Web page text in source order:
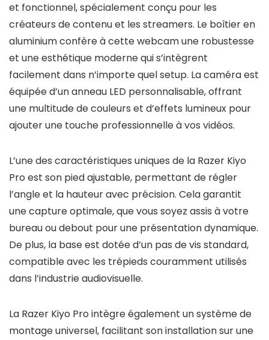
et fonctionnel, spécialement conçu pour les
créateurs de contenu et les streamers. Le boîtier en
aluminium confère à cette webcam une robustesse
et une esthétique moderne qui s’intègrent
facilement dans n’importe quel setup. La caméra est
équipée d’un anneau LED personnalisable, offrant
une multitude de couleurs et d’effets lumineux pour
ajouter une touche professionnelle à vos vidéos.
L’une des caractéristiques uniques de la Razer Kiyo
Pro est son pied ajustable, permettant de régler
l’angle et la hauteur avec précision. Cela garantit
une capture optimale, que vous soyez assis à votre
bureau ou debout pour une présentation dynamique.
De plus, la base est dotée d’un pas de vis standard,
compatible avec les trépieds couramment utilisés
dans l’industrie audiovisuelle.
La Razer Kiyo Pro intègre également un système de
montage universel, facilitant son installation sur une